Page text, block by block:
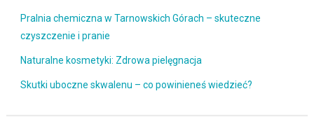
Pralnia chemiczna w Tarnowskich Górach – skuteczne
czyszczenie i pranie
Naturalne kosmetyki: Zdrowa pielęgnacja
Skutki uboczne skwalenu – co powinieneś wiedzieć?